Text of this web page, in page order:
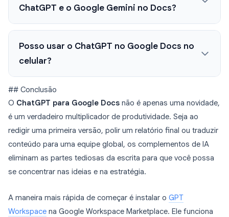
ChatGPT e o Google Gemini no Docs?
Posso usar o ChatGPT no Google Docs no
celular?
## Conclusão
O ChatGPT para Google Docs não é apenas uma novidade,
é um verdadeiro multiplicador de produtividade. Seja ao
redigir uma primeira versão, polir um relatório final ou traduzir
conteúdo para uma equipe global, os complementos de IA
eliminam as partes tediosas da escrita para que você possa
se concentrar nas ideias e na estratégia.
A maneira mais rápida de começar é instalar o GPT
Workspace na Google Workspace Marketplace. Ele funciona